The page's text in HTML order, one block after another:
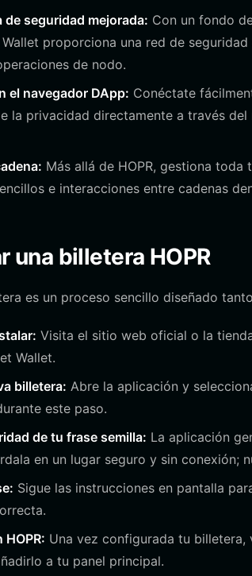
seguridad mejorada: Con un fondo
proporciona una red de
de nodo.
el navegador DApp: Conéctate
la privacidad directamente a través
Más allá de HOPR, gestiona
e interacciones entre cadenas
una billetera HOPR
es un proceso sencillo diseñado
Visita el sitio web oficial o la
Wallet.
billetera: Abre la aplicación y
este paso.
de tu frase semilla: La aplicación
en un lugar seguro y sin conexión;
Sigue las instrucciones en pantalla
Una vez configurada tu billetera,
a tu panel principal.